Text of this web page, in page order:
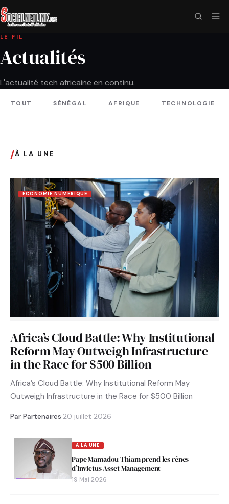
LE FIL
Actualités
L'actualité tech africaine en continu.
TOUT SÉNÉGAL AFRIQUE TECHNOLOGIE
/À LA UNE
ECONOMIE NUMERIQUE
Africa’s Cloud Battle: Why Institutional
Reform May Outweigh Infrastructure
in the Race for $500 Billion
Africa’s Cloud Battle: Why Institutional Reform May
Outweigh Infrastructure in the Race for $500 Billion
Par Partenaires·20 juillet 2026
A LA UNE
Pape Mamadou Thiam prend les rênes
d’Invictus Asset Management
19 Mai 2026